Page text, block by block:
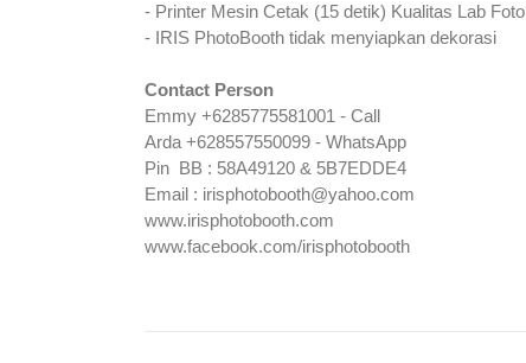
- Printer Mesin Cetak (15 detik) Kualitas Lab Foto
- IRIS PhotoBooth tidak menyiapkan dekorasi
Contact Person
Emmy +6285775581001 - Call
Arda +628557550099 - WhatsApp
Pin BB : 58A49120 & 5B7EDDE4
Email : irisphotobooth@yahoo.com
www.irisphotobooth.com
www.facebook.com/irisphotobooth